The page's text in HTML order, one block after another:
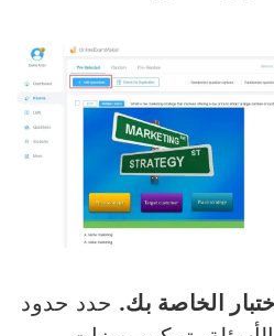
الخاصة بك.حدد حدود